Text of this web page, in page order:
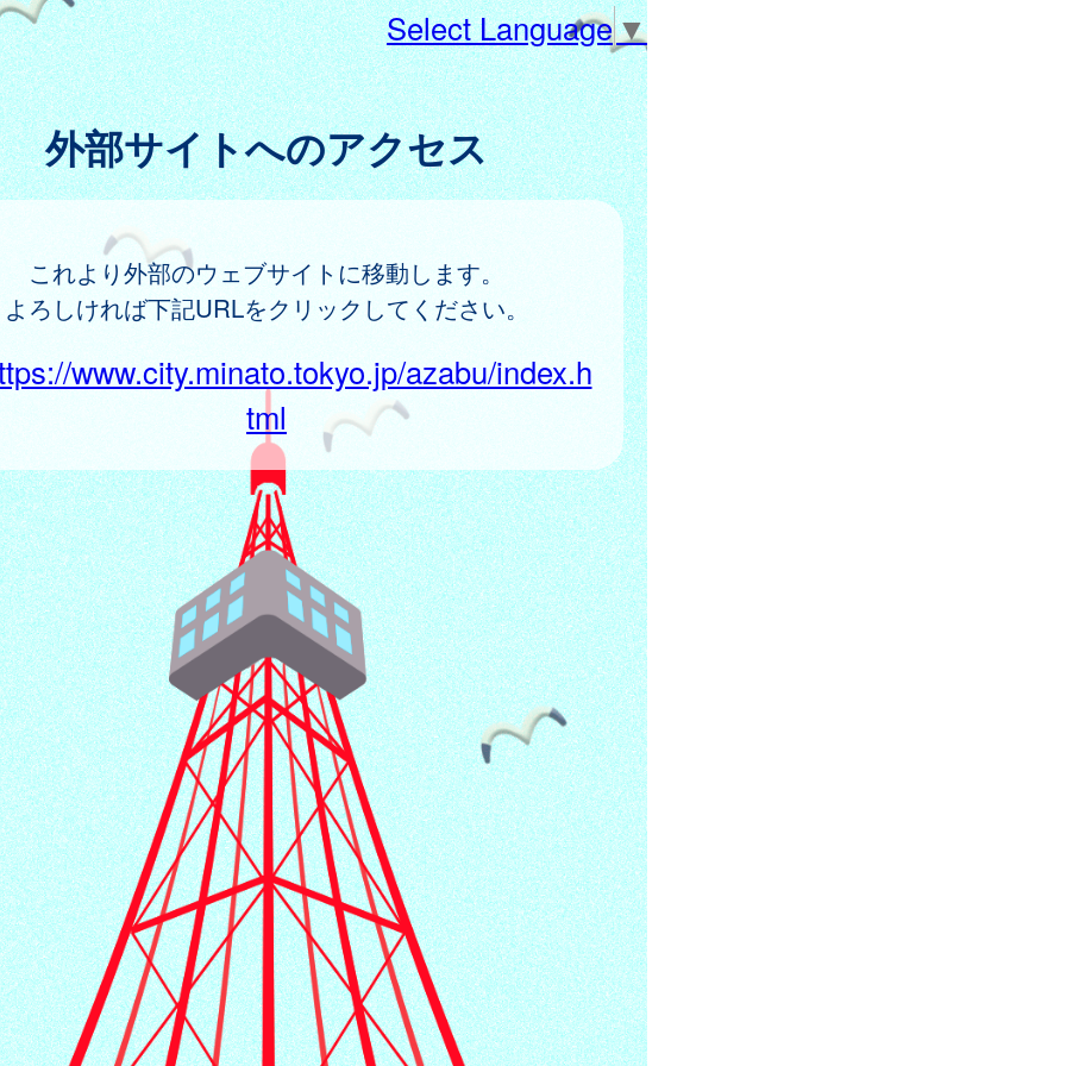
Select Language▼
外部サイトへのアクセス
これより外部のウェブサイトに移動します。
よろしければ下記URLをクリックしてください。
www.city.minato.tokyo.jp/azabu/index.h
tml